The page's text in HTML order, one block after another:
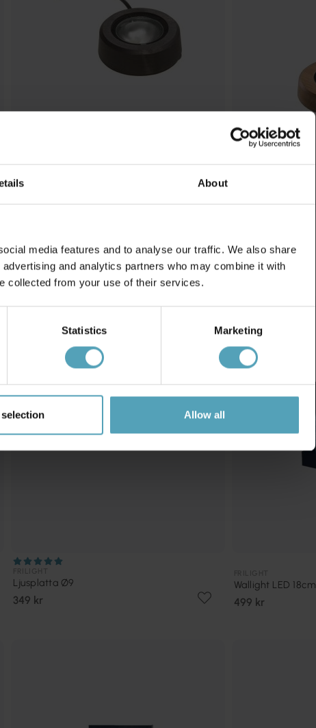
About
media features and to analyse our traffic. We also share
and analytics partners who may combine it with
collected from your use of their services.
Statistics Marketing
Allow all
349 kr 399 kr
Ljusplatta Ø9
349 kr
Wallight LED 18cm
499 kr